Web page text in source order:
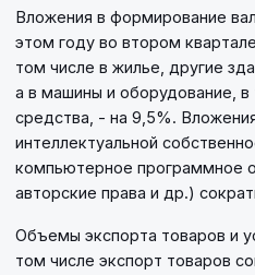
Вложения в формирование
этом году во втором
том числе в жилье, другие
а в машины и оборудование,
средства, - на 9,5%.
интеллектуальной
компьютерное программное
авторские права и др.)
Объемы экспорта товаров и
том числе экспорт товаров